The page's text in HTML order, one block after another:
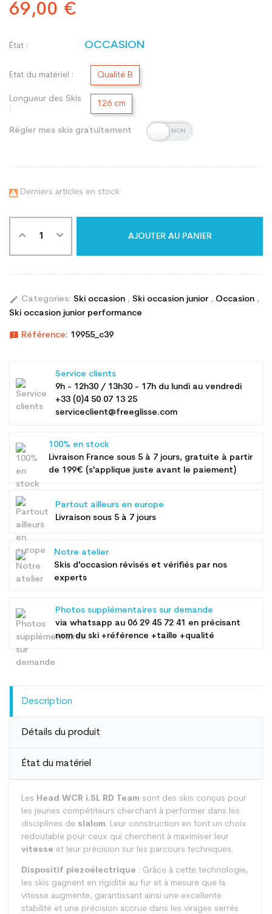
69,00 €
État : OCCASION
Etat du matériel : Qualité B
Longueur des Skis
:
126 cm
Régler mes skis gratuitement
 Derniers articles en stock
AJOUTER AU PANIER
edit Categories: Ski occasion , Ski occasion junior , Occasion ,
Ski occasion junior performance
announcement Référence: 19955_c39
Service clients
9h - 12h30 / 13h30 - 17h du lundi au vendredi
+33 (0)4 50 07 13 25
serviceclient@freeglisse.com
100% en stock
Livraison France sous 5 à 7 jours, gratuite à partir
de 199€ (s'applique juste avant le paiement)
Partout ailleurs en europe
Livraison sous 5 à 7 jours
Notre atelier
Skis d'occasion révisés et vérifiés par nos
experts
Photos supplémentaires sur demande
via whatsapp au 06 29 45 72 41 en précisant
nom du ski +référence +taille +qualité
Description
Détails du produit
État du matériel
Les Head WCR i.SL RD Team sont des skis conçus pour
les jeunes compétiteurs cherchant à performer dans les
disciplines de slalom. Leur construction en font un choix
redoutable pour ceux qui cherchent à maximiser leur
vitesse et leur précision sur les parcours techniques.
Dispositif piezoélectrique : Grâce à cette technologie,
les skis gagnent en rigidité au fur et à mesure que la
vitesse augmente, garantissant ainsi une excellente
stabilité et une précision accrue dans les virages serrés